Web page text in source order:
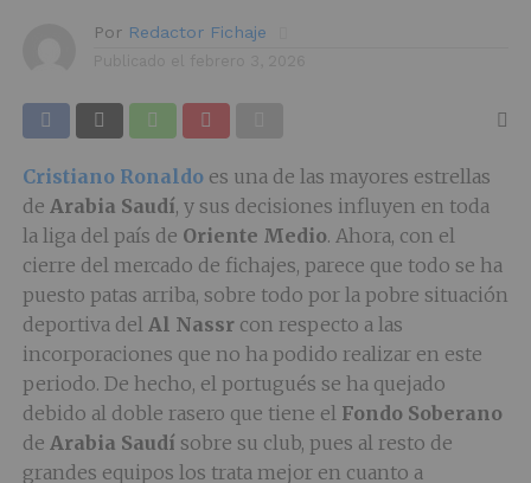
Por Redactor Fichaje
Cristiano Ronaldoes una de las mayores estrellas
de Arabia Saudí, y sus decisiones influyen en toda
la liga del país de Oriente Medio. Ahora, con el
cierre del mercado de fichajes, parece que todo se ha
puesto patas arriba, sobre todo por la pobre situación
deportiva del Al Nassrcon respecto a las
incorporaciones que no ha podido realizar en este
periodo. De hecho, el portugués se ha quejado
debido al doble rasero que tiene el Fondo Soberano
de Arabia Saudí sobre su club, pues al resto de
grandes equipos los trata mejor en cuanto a